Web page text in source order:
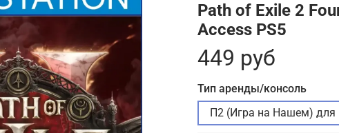
Path of Exile 2
Access PS5
449 руб
Тип аренды/консоль
П2 (Игра на Нашем) для